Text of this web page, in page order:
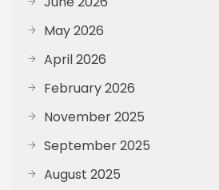
May 2026
April 2026
February 2026
November 2025
September 2025
August 2025